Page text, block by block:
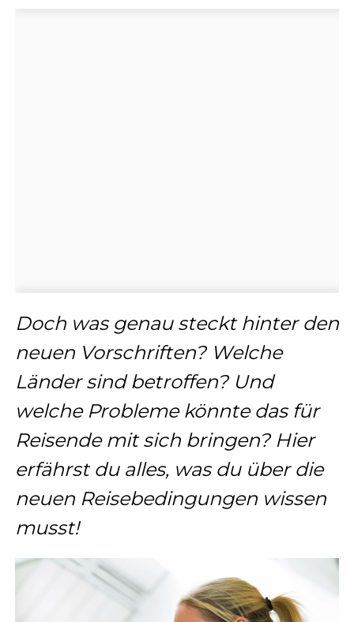
Doch was genau steckt hinter den
neuen Vorschriften? Welche
Länder sind betroffen? Und
welche Probleme könnte das für
Reisende mit sich bringen? Hier
erfährst du alles, was du über die
neuen Reisebedingungen wissen
musst!